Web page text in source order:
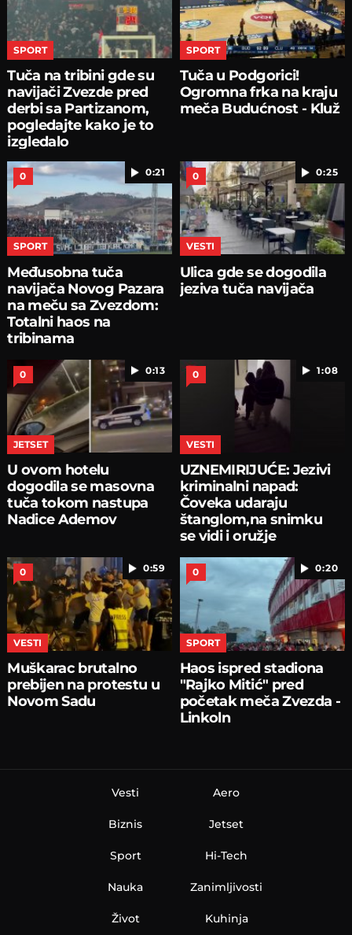
SPORT
Tuča na tribini gde su
navijači Zvezde pred
derbi sa Partizanom,
pogledajte kako je to
izgledalo
SPORT
Tuča u Podgorici!
Ogromna frka na kraju
meča Budućnost - Kluž
0:21
0
SPORT
Međusobna tuča
navijača Novog Pazara
na meču sa Zvezdom:
Totalni haos na
tribinama
0:25
0
VESTI
Ulica gde se dogodila
jeziva tuča navijača
0:13
0
JETSET
U ovom hotelu
dogodila se masovna
tuča tokom nastupa
Nadice Ademov
1:08
0
VESTI
UZNEMIRIJUĆE: Jezivi
kriminalni napad:
Čoveka udaraju
štanglom,na snimku
se vidi i oružje
0:59
0
VESTI
Muškarac brutalno
prebijen na protestu u
Novom Sadu
0:20
0
SPORT
Haos ispred stadiona
"Rajko Mitić" pred
početak meča Zvezda -
Linkoln
Vesti
Biznis
Sport
Nauka
Aero
Jetset
Hi-Tech
Zanimljivosti
Život Kuhinja